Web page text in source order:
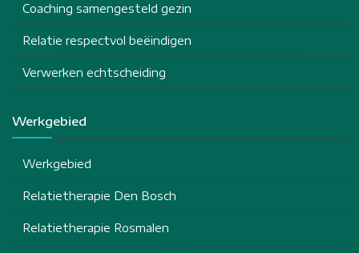
Coaching samengesteld gezin
Relatie respectvol beëindigen
Verwerken echtscheiding
Werkgebied
Werkgebied
Relatietherapie Den Bosch
Relatietherapie Rosmalen